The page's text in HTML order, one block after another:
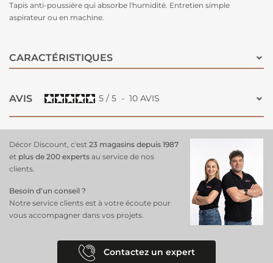
Tapis anti-poussière qui absorbe l'humidité. Entretien simple
aspirateur ou en machine.
CARACTÉRISTIQUES
AVIS 5 / 5 - 10 AVIS
Décor Discount, c'est 23 magasins depuis 1987
et plus de 200 experts au service de nos
clients.
Besoin d’un conseil ?
Notre service clients est à votre écoute pour
vous accompagner dans vos projets.
Contactez un expert